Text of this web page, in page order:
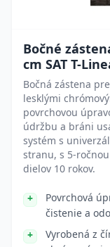
Bočné
cm SAT T-
Bočná zástena
lesklými
povrchovou
údržbu a bráni
systém s
stranu, s 5-
dielov 10 rokov.
Povrchová
čistenie a
Vyrobená z